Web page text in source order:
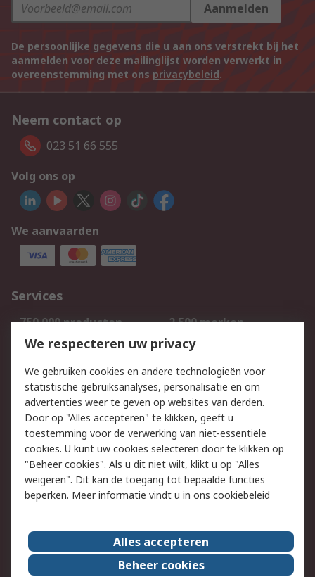
Aanmelden
De persoonlijke gegevens die u aan ons verstrekt bij het
aanmelden voor deze mailinglijst worden verwerkt in
overeenstemming met ons privacybeleid.
Neem contact op
023 51 66 555
Volg ons op
We aanvaarden
Services
750.000 producten
2.500 merken
Bestellen
Inkoopoplossingen
Track & Trace
Wettelijk
Cookiebeleid
Email veiligheid
Privacybeleid
Websitevoorwaarden
Algemene
verkoopvoorwaarden
Over RS
RS Group
Over ons
We respecteren uw privacy
We gebruiken cookies en andere technologieën voor
statistische gebruiksanalyses, personalisatie en om
advertenties weer te geven op websites van derden.
Door op "Alles accepteren" te klikken, geeft u
toestemming voor de verwerking van niet-essentiële
cookies. U kunt uw cookies selecteren door te klikken op
"Beheer cookies". Als u dit niet wilt, klikt u op "Alles
weigeren". Dit kan de toegang tot bepaalde functies
beperken. Meer informatie vindt u in ons cookiebeleid
Alles accepteren
Beheer cookies